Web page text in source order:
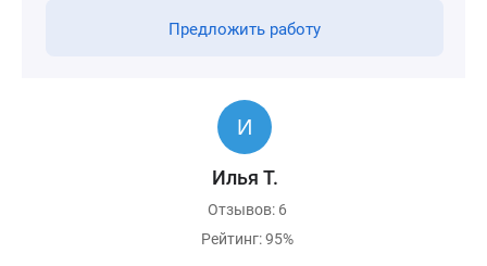
Предложить работу
Илья Т.
Отзывов: 6
Рейтинг: 95%